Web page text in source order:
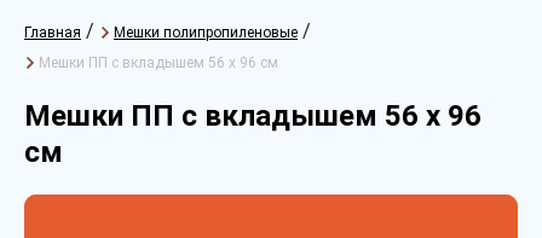
Главная / Мешки полипропиленовые /
Мешки ПП с вкладышем 56 х 96 см
Мешки ПП с вкладышем 56 х 96
см